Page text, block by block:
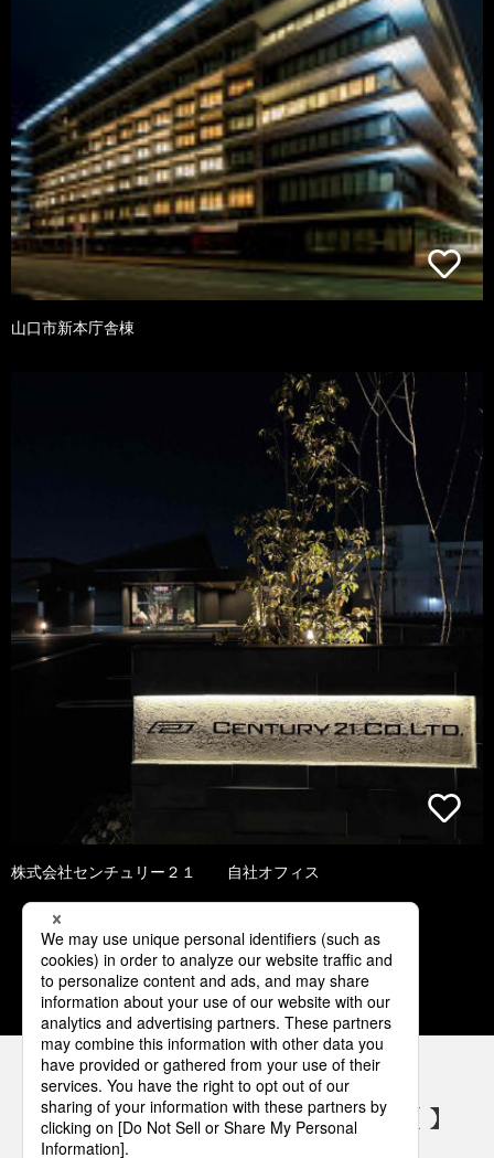
山口市新本庁舎棟
株式会社センチュリー２１ 自社オフィス
1 2 3 4 5
パナソニックの電気設備 SNSアカウント